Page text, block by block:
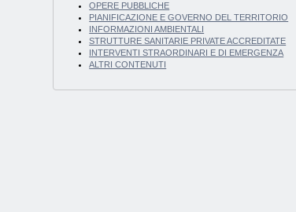
OPERE PUBBLICHE
PIANIFICAZIONE E GOVERNO DEL TERRITORIO
INFORMAZIONI AMBIENTALI
STRUTTURE SANITARIE PRIVATE ACCREDITATE
INTERVENTI STRAORDINARI E DI EMERGENZA
ALTRI CONTENUTI